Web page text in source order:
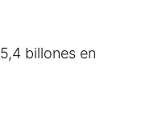
billones en